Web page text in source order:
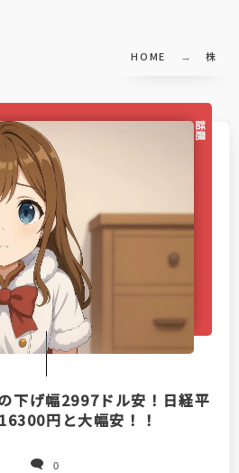
HOME 株
話題
下げ幅2997ドル安！日経平
円と大幅安！！
0